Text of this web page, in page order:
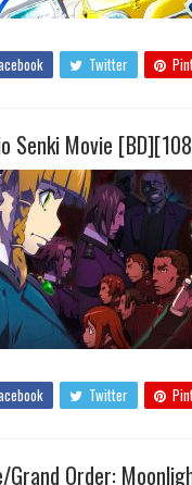
Twitter
Senki Movie
Twitter
Grand Order: